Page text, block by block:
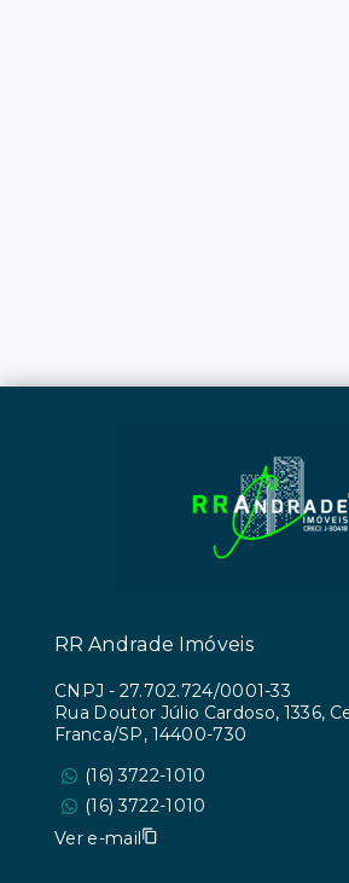
RR Andrade Imóveis
CNPJ - 27.702.724/0001-33
Rua Doutor Júlio Cardoso, 1336,
Franca/SP, 14400-730
(16) 3722-1010
(16) 3722-1010
Ver e-mail